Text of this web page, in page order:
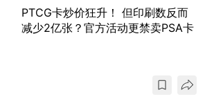
PTCG卡炒价狂升！ 但印刷数反而
减少2亿张？官方活动更禁卖PSA卡